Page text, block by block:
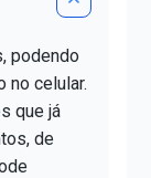
podendo
no celular.
que já
de